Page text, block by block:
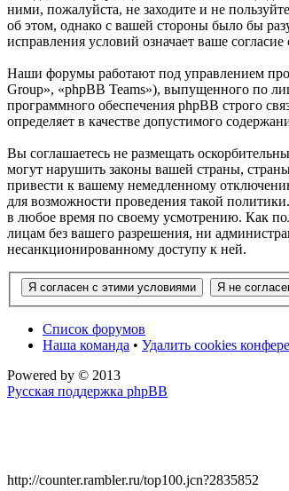
ними, пожалуйста, не заходите и не
об этом, однако с вашей стороны было бы
исправления условий означает ваше
Наши форумы работают под управлением
Group», «phpBB Teams»), выпущенного по
программного обеспечения phpBB строго
определяет в качестве допустимого
Вы соглашаетесь не размещать
могут нарушить законы вашей страны,
привести к вашему немедленному
для возможности проведения такой
в любое время по своему усмотрению. Как
лицам без вашего разрешения, ни
несанкционированному доступу к ней.
Список форумов
Наша команда • Удалить cookies
Powered by © 2013
Русская поддержка phpBB
http://counter.rambler.ru/top100.jcn?2835852